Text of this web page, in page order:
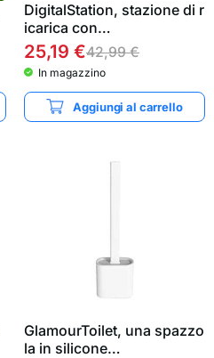
DigitalStation, stazione di r
icarica con…
25,19 €42,99€
In magazzino
Aggiungi al carrello
GlamourToilet, una spazzo
la in silicone…